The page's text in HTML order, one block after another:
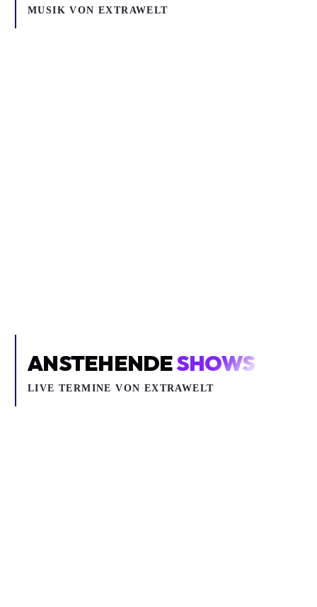
MUSIK VONEXTRAWELT
ANSTEHENDESHOWS
LIVE TERMINE VON EXTRAWELT